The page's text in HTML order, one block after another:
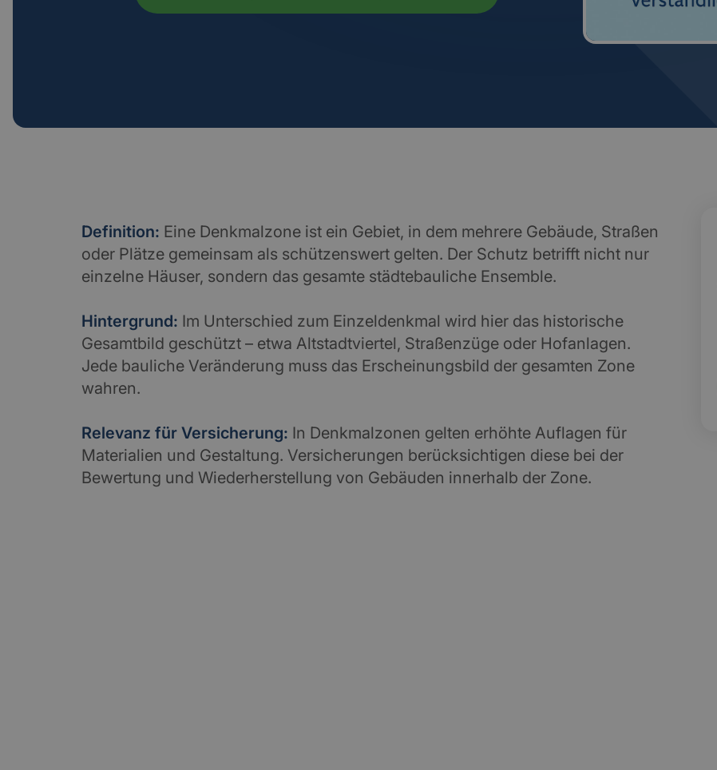
Definition: Eine Denkmalzone ist ein Gebiet, in dem mehrere Gebäude, Straßen
oder Plätze gemeinsam als schützenswert gelten. Der Schutz betrifft nicht nur
einzelne Häuser, sondern das gesamte städtebauliche Ensemble.
Hintergrund: Im Unterschied zum Einzeldenkmal wird hier das historische
Gesamtbild geschützt – etwa Altstadtviertel, Straßenzüge oder Hofanlagen.
Jede bauliche Veränderung muss das Erscheinungsbild der gesamten Zone
wahren.
Relevanz für Versicherung: In Denkmalzonen gelten erhöhte Auflagen für
Materialien und Gestaltung. Versicherungen berücksichtigen diese bei der
Bewertung und Wiederherstellung von Gebäuden innerhalb der Zone.